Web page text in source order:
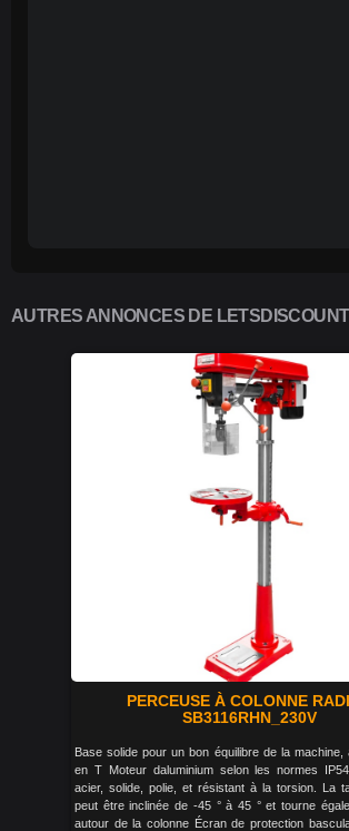
AUTRES ANNONCES DE
PERCEUSE À COLONNE
SB3116RHN_230V
Base solide pour un bon équilibre de la machine,
en T Moteur daluminium selon les normes
acier, solide, polie, et résistant à la torsion. La
peut être inclinée de -45 ° à 45 ° et tourne
autour de la colonne Écran de protection